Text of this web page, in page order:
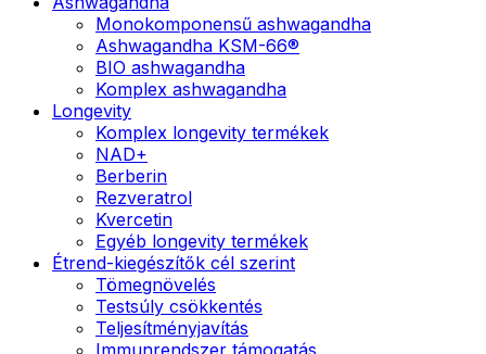
Monokomponensű ashwagandha
Ashwagandha KSM-66®
BIO ashwagandha
Komplex ashwagandha
Longevity
Komplex longevity termékek
NAD+
Berberin
Rezveratrol
Kvercetin
Egyéb longevity termékek
Étrend-kiegészítők cél szerint
Tömegnövelés
Testsúly csökkentés
Teljesítményjavítás
Immunrendszer támogatás